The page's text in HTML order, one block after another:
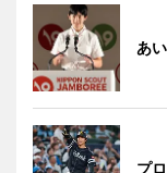
あ
プ